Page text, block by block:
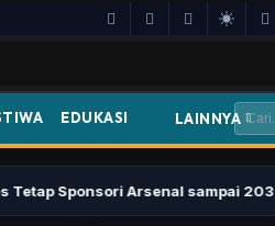
EDUKASI LAINNYA
Sponsori Arsenal sampai 2033 |